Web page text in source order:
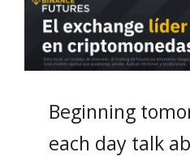
Beginning
each day talk